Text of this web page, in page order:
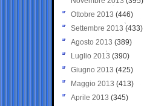
Ottobre 2013 (446)
Settembre 2013 (433)
Agosto 2013 (389)
Luglio 2013 (390)
Giugno 2013 (425)
Maggio 2013 (413)
Aprile 2013 (345)